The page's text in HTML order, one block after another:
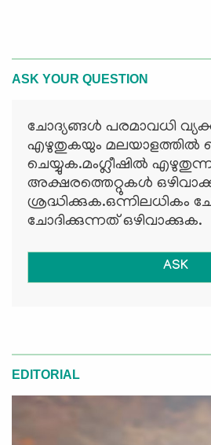
ASK YOUR QUESTION
ചോദ്യങ്ങള്‍ പരമാവധി
എഴുതുകയും മലയാളത്തില്‍
ചെയ്യുക.മംഗ്ലീഷില്‍
അക്ഷരത്തെറ്റുകള്‍
ശ്രദ്ധിക്കുക.ഒന്നിലധികം
ചോദിക്കുന്നത് ഒഴിവാക്കുക.
ASK
EDITORIAL